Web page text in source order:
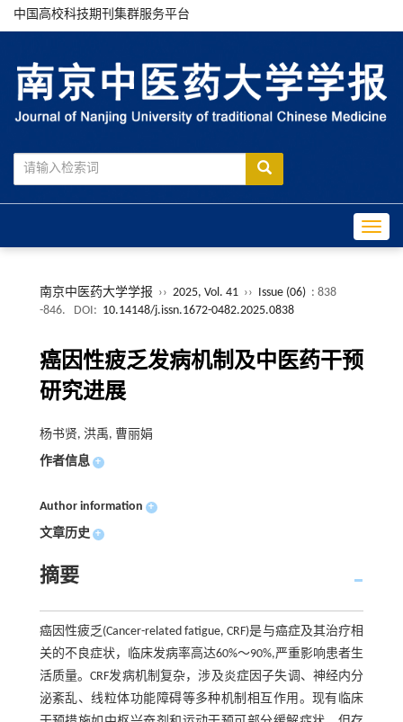
中国高校科技期刊集群服务平台
南京中医药大学学报 ›› 2025, Vol. 41 ›› Issue (06) : 838
-846.
DOI: 10.14148/j.issn.1672-0482.2025.0838
癌因性疲乏发病机制及中医药干预
研究进展
杨书贤, 洪禹, 曹丽娟
作者信息 +
Author information +
文章历史 +
摘要
癌因性疲乏(Cancer-related fatigue, CRF)是与癌症及其治疗相
关的不良症状，临床发病率高达60%～90%,严重影响患者生
活质量。CRF发病机制复杂，涉及炎症因子失调、神经内分
泌紊乱、线粒体功能障碍等多种机制相互作用。现有临床